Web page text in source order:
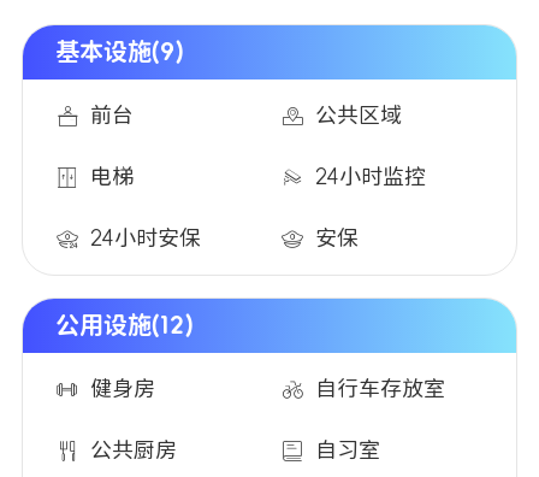
基本设施(9)
前台 公共区域
电梯 24小时监控
24小时安保 安保
公用设施(12)
健身房 自行车存放室
公共厨房 自习室